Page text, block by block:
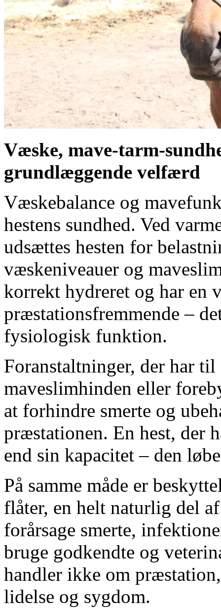
Væske, mave-tarm-
grundlæggende velfærd
Væskebalance og
hestens sundhed. Ved
udsættes hesten for
væskeniveauer og
korrekt hydreret og har en
præstationsfremmende –
fysiologisk funktion.
Foranstaltninger, der har
maveslimhinden eller
at forhindre smerte og
præstationen. En hest, der
end sin kapacitet – den
På samme måde er
flåter, en helt naturlig del
forårsage smerte,
bruge godkendte og
handler ikke om
lidelse og sygdom.